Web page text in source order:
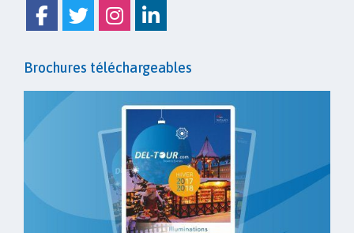
Facebook
TwitterInstagram
Linkedin
Brochures téléchargeables